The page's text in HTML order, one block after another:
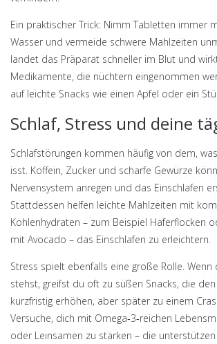
Ein praktischer Trick: Nimm Tabletten immer
Wasser und vermeide schwere Mahlzeiten
landet das Präparat schneller im Blut und
Medikamente, die nüchtern eingenommen
auf leichte Snacks wie einen Apfel oder ein
Schlaf, Stress und deine
Schlafstörungen kommen häufig von dem,
isst. Koffein, Zucker und scharfe Gewürze
Nervensystem anregen und das Einschlafen
Stattdessen helfen leichte Mahlzeiten mit
Kohlenhydraten – zum Beispiel Haferflocken
mit Avocado – das Einschlafen zu erleichtern.
Stress spielt ebenfalls eine große Rolle.
stehst, greifst du oft zu süßen Snacks, die
kurzfristig erhöhen, aber später zu einem
Versuche, dich mit Omega‑3‑reichen
oder Leinsamen zu stärken – die